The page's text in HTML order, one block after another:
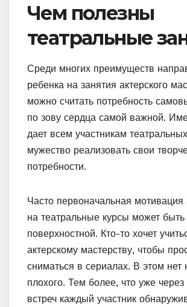
Чем полезны
театральные
Среди многих преимуществ
ребенка на занятия актерского
можно считать потребность
по зову сердца самой важной.
дает всем участникам
мужество реализовать свои
потребности.
Часто первоначальная мотивация
на театральные курсы может быть
поверхностной. Кто-то хочет
актерскому мастерству, чтобы
сниматься в сериалах. В этом нет
плохого. Тем более, что уже через
встреч каждый участник